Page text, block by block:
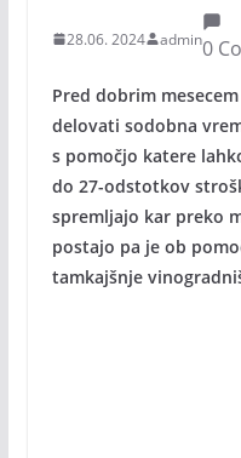
28.06. 2024 admin0
Pred dobrim
delovati sodobna
s pomočjo katere
do 27-odstotkov
spremljajo kar preko
postajo pa je ob
tamkajšnje